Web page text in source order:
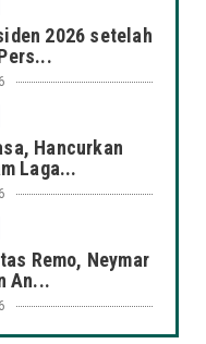
2026 setelah
Hancurkan
Laga...
Remo, Neymar
An...